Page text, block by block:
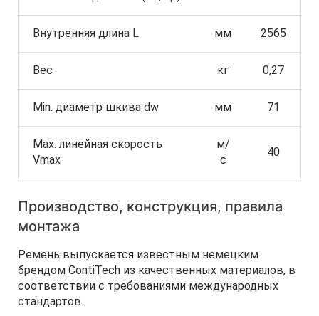
Внутренняя длина L мм 2565
Вес кг 0,27
Min. диаметр шкива dw мм 71
Max. линейная скорость
Vmax
м/
с
40
Производство, конструкция, правила
монтажа
Ремень выпускается известным немецким
брендом ContiTech из качественных материалов, в
соответствии с требованиями международных
стандартов.